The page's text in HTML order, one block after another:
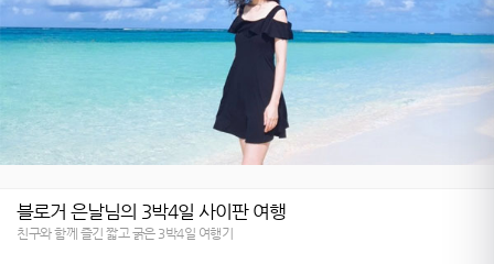
블로거 은날님의 3박4일 사이판 여행
친구와 함께 즐긴 짧고 굵은 3박4일 여행기